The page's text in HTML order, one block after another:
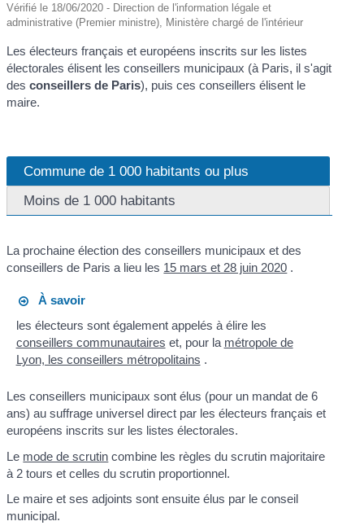
Vérifié le 18/06/2020 - Direction de l'information légale et
administrative (Premier ministre), Ministère chargé de l'intérieur
Les électeurs français et européens inscrits sur les listes
électorales élisent les conseillers municipaux (à Paris, il s'agit
desconseillers de Paris), puis ces conseillers élisent le
maire.
Commune de 1 000 habitants ou plus
Moins de 1 000 habitants
La prochaine élection des conseillers municipaux et des
conseillers de Paris a lieu les 15 mars et 28 juin 2020 .
À savoir
les électeurs sont également appelés à élire les
conseillers communautaires et, pour la métropole de
Lyon, les conseillers métropolitains .
Les conseillers municipaux sont élus (pour un mandat de 6
ans) au suffrage universel direct par les électeurs français et
européens inscrits sur les listes électorales.
Le mode de scrutin combine les règles du scrutin majoritaire
à 2 tours et celles du scrutin proportionnel.
Le maire et ses adjoints sont ensuite élus par le conseil
municipal.